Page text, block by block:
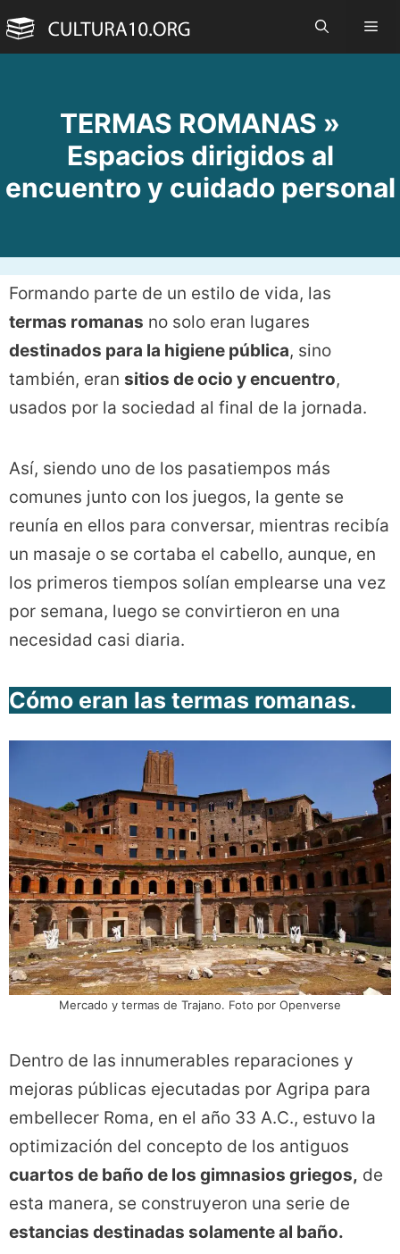
Saltar
al
TERMAS ROMANAS »
Espacios dirigidos al
encuentro y cuidado personal
Formando parte de un estilo de vida, las
termas romanas no solo eran lugares
destinados para la higiene pública, sino
también, eran sitios de ocio y encuentro,
usados por la sociedad al final de la jornada.
Así, siendo uno de los pasatiempos más
comunes junto con los juegos, la gente se
reunía en ellos para conversar, mientras recibía
un masaje o se cortaba el cabello, aunque, en
los primeros tiempos solían emplearse una vez
por semana, luego se convirtieron en una
necesidad casi diaria.
Cómo eran las termas romanas.
Mercado y termas de Trajano. Foto por Openverse
Dentro de las innumerables reparaciones y
mejoras públicas ejecutadas por Agripa para
embellecer Roma, en el año 33 A.C., estuvo la
optimización del concepto de los antiguos
cuartos de baño de los gimnasios griegos, de
esta manera, se construyeron una serie de
estancias destinadas solamente al baño.